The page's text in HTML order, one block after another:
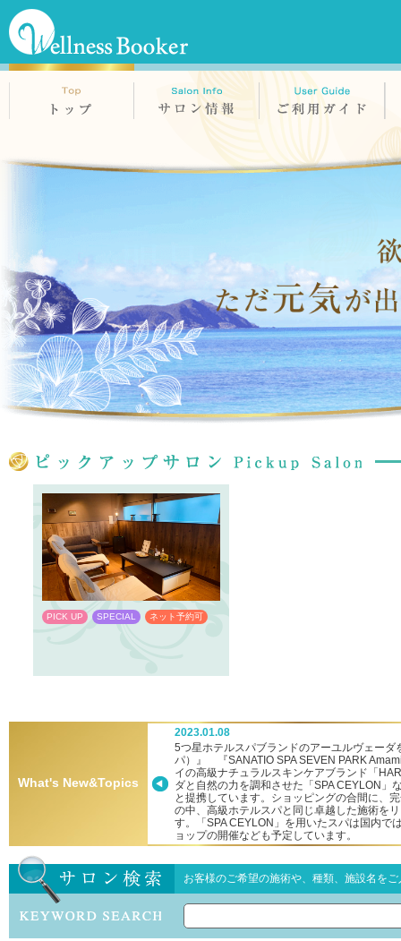
PICK UP SPECIAL ネット予約可
What's New&Topics
2023.01.08
5つ星ホテルスパブランドのアーユルヴェーダ
パ）』 『SANATIO SPA SEVEN PARK
イの高級ナチュラルスキンケアブランド「
ダと自然の力を調和させた「SPA CEYLON」
と提携しています。ショッピングの合間に、
の中、高級ホテルスパと同じ卓越した施術を
す。「SPA CEYLON」を用いたスパは国内で
ョップの開催なども予定しています。
お客様のご希望の施術や、種類、施設名を